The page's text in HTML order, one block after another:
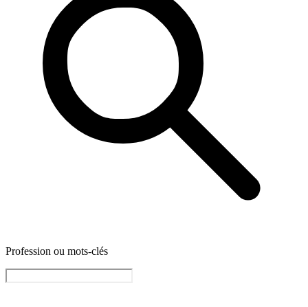
Profession ou mots-clés